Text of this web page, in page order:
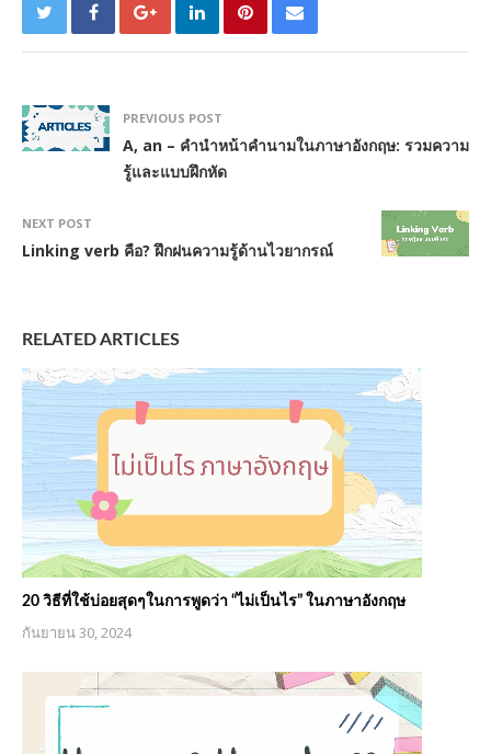
PREVIOUS POST
A, an – คำนำหน้าคำนามในภาษาอังกฤษ: รวมความ
รู้และแบบฝึกหัด
NEXT POST
Linking verb คือ? ฝึกฝนความรู้ด้านไวยากรณ์
RELATED ARTICLES
20 วิธีที่ใช้บ่อยสุดๆในการพูดว่า “ไม่เป็นไร” ในภาษาอังกฤษ
กันยายน 30, 2024